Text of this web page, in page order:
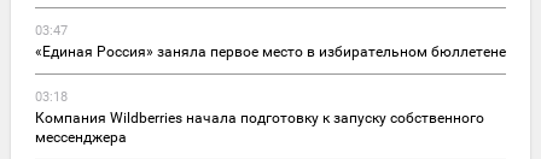
03:47
«Единая Россия» заняла первое место в избирательном бюллетене
03:18
Компания Wildberries начала подготовку к запуску собственного
мессенджера